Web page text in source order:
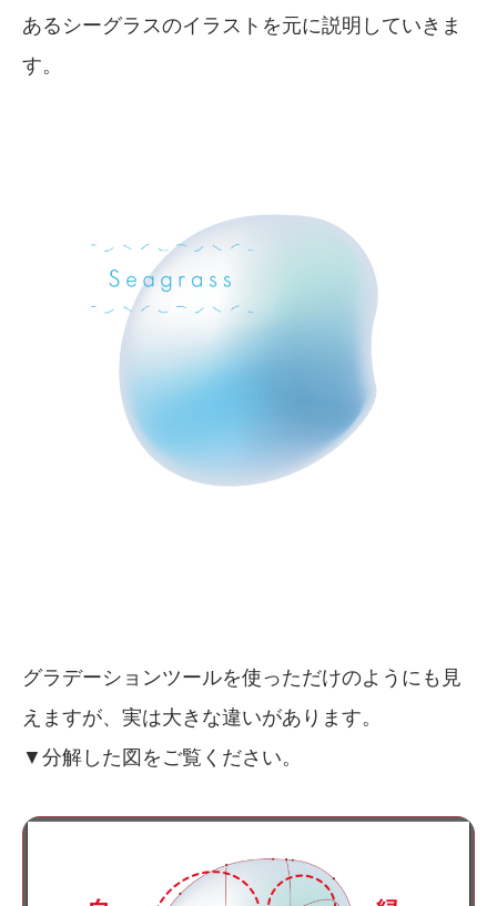
あるシーグラスのイラストを元に説明していきま
す。
グラデーションツールを使っただけのようにも見
えますが、実は大きな違いがあります。
▼分解した図をご覧ください。